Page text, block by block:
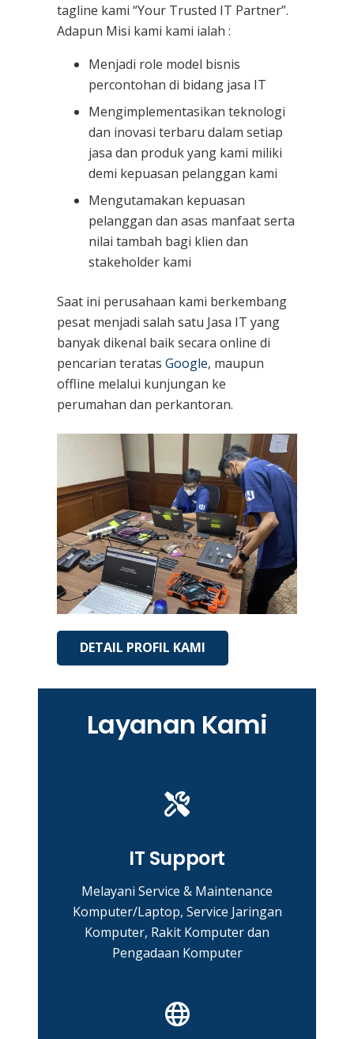
tagline kami “Your Trusted IT Partner”.
Adapun Misi kami kami ialah :
Menjadi role model bisnis
percontohan di bidang jasa IT
Mengimplementasikan teknologi
dan inovasi terbaru dalam setiap
jasa dan produk yang kami miliki
demi kepuasan pelanggan kami
Mengutamakan kepuasan
pelanggan dan asas manfaat serta
nilai tambah bagi klien dan
stakeholder kami
Saat ini perusahaan kami berkembang
pesat menjadi salah satu Jasa IT yang
banyak dikenal baik secara online di
pencarian teratas Google, maupun
offline melalui kunjungan ke
perumahan dan perkantoran.
DETAIL PROFIL KAMI
Layanan Kami
IT Support
Melayani Service & Maintenance
Komputer/Laptop, Service Jaringan
Komputer, Rakit Komputer dan
Pengadaan Komputer